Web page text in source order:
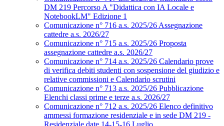
DM 219 Percorso A "Didattica con IA Locale e
NotebookLM" Edizione 1
Comunicazione n° 716 a.s. 2025/26 Assegnazione
cattedre a.s. 2026/27
Comunicazione n° 715 a.s. 2025/26 Proposta
assegnazione cattedre a.s. 2026/27
Comunicazione n° 714 a.s. 2025/26 Calendario prove
di verifica debiti studenti con sospensione del giudizio e
relative commissioni e Calendario scrutini
Comunicazione n° 713 a.s. 2025/26 Pubblicazione
Elenchi classi prime e terze a.s. 2026/27
Comunicazione n° 712 a.s. 2025/26 Elenco definitivo
ammessi formazione residenziale e in sede DM 219 -